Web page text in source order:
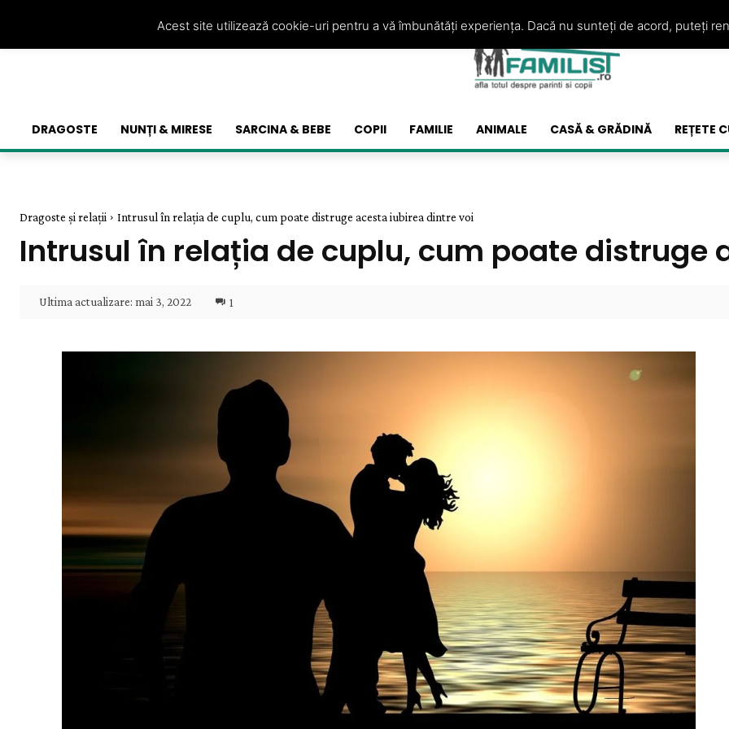
DRAGOSTE NUNȚI & MIRESE SARCINA & BEBE COPII FAMILIE ANIMALE CASĂ & GRĂDINĂ REȚETE
Dragoste și relații Intrusul în relația de cuplu, cum poate distruge acesta iubirea dintre voi
Intrusul în relația de cuplu, cum poate distruge
Ultima actualizare: mai 3, 2022 1
Acest site utilizează cookie-uri pentru a vă îmbunătăți experiența. Dacă nu sunteți de acord, puteți